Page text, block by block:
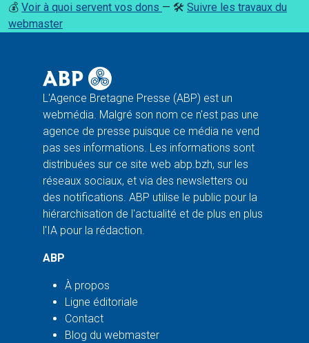
💰 Voir à quoi servent vos dons — 🛠️ Suivre les travaux du
webmaster
L'Agence Bretagne Presse (ABP) est un
webmédia. Malgré son nom ce n'est pas une
agence de presse puisque ce média ne vend
pas ses informations. Les informations sont
distribuées sur ce site web abp.bzh, sur les
réseaux sociaux, et via des newsletters ou
des notifications. ABP utilise le public pour la
hiérarchisation de l'actualité et de plus en plus
l'IA pour la rédaction.
ABP
À propos
Ligne éditoriale
Contact
Blog du webmaster